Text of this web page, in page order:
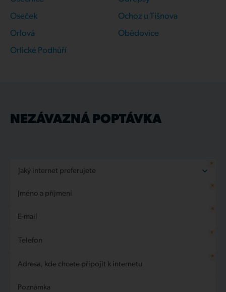
Oseček
Orlová
Orlické Podhůří
Ochoz u Tišnova
Obědovice
NEZÁVAZNÁ POPTÁVKA
Jaký internet preferujete
*
Nechám si poradit
Internet Gold
Jméno a příjmení
*
E-mail
*
Telefon
*
Adresa, kde chcete připojit k internetu
*
Poznámka